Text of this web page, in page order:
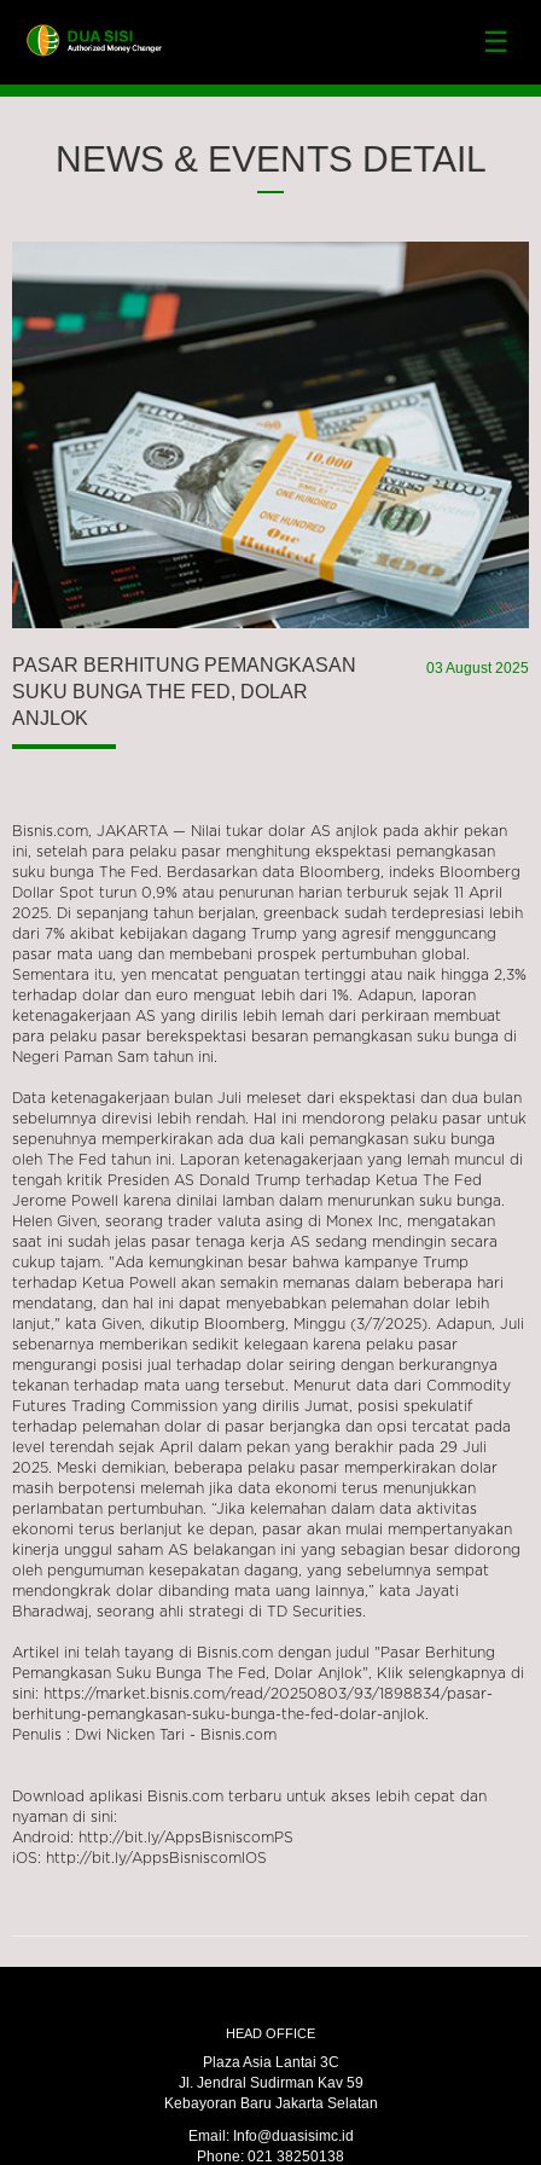
☰
NEWS & EVENTS DETAIL
03 August 2025
PASAR BERHITUNG PEMANGKASAN
SUKU BUNGA THE FED, DOLAR
ANJLOK
Bisnis.com, JAKARTA — Nilai tukar dolar AS anjlok pada akhir pekan
ini, setelah para pelaku pasar menghitung ekspektasi pemangkasan
suku bunga The Fed. Berdasarkan data Bloomberg, indeks Bloomberg
Dollar Spot turun 0,9% atau penurunan harian terburuk sejak 11 April
2025. Di sepanjang tahun berjalan, greenback sudah terdepresiasi lebih
dari 7% akibat kebijakan dagang Trump yang agresif mengguncang
pasar mata uang dan membebani prospek pertumbuhan global.
Sementara itu, yen mencatat penguatan tertinggi atau naik hingga 2,3%
terhadap dolar dan euro menguat lebih dari 1%. Adapun, laporan
ketenagakerjaan AS yang dirilis lebih lemah dari perkiraan membuat
para pelaku pasar berekspektasi besaran pemangkasan suku bunga di
Negeri Paman Sam tahun ini.
Data ketenagakerjaan bulan Juli meleset dari ekspektasi dan dua bulan
sebelumnya direvisi lebih rendah. Hal ini mendorong pelaku pasar untuk
sepenuhnya memperkirakan ada dua kali pemangkasan suku bunga
oleh The Fed tahun ini. Laporan ketenagakerjaan yang lemah muncul di
tengah kritik Presiden AS Donald Trump terhadap Ketua The Fed
Jerome Powell karena dinilai lamban dalam menurunkan suku bunga.
Helen Given, seorang trader valuta asing di Monex Inc, mengatakan
saat ini sudah jelas pasar tenaga kerja AS sedang mendingin secara
cukup tajam. "Ada kemungkinan besar bahwa kampanye Trump
terhadap Ketua Powell akan semakin memanas dalam beberapa hari
mendatang, dan hal ini dapat menyebabkan pelemahan dolar lebih
lanjut," kata Given, dikutip Bloomberg, Minggu (3/7/2025). Adapun, Juli
sebenarnya memberikan sedikit kelegaan karena pelaku pasar
mengurangi posisi jual terhadap dolar seiring dengan berkurangnya
tekanan terhadap mata uang tersebut. Menurut data dari Commodity
Futures Trading Commission yang dirilis Jumat, posisi spekulatif
terhadap pelemahan dolar di pasar berjangka dan opsi tercatat pada
level terendah sejak April dalam pekan yang berakhir pada 29 Juli
2025. Meski demikian, beberapa pelaku pasar memperkirakan dolar
masih berpotensi melemah jika data ekonomi terus menunjukkan
perlambatan pertumbuhan. “Jika kelemahan dalam data aktivitas
ekonomi terus berlanjut ke depan, pasar akan mulai mempertanyakan
kinerja unggul saham AS belakangan ini yang sebagian besar didorong
oleh pengumuman kesepakatan dagang, yang sebelumnya sempat
mendongkrak dolar dibanding mata uang lainnya,” kata Jayati
Bharadwaj, seorang ahli strategi di TD Securities.
Artikel ini telah tayang di Bisnis.com dengan judul "Pasar Berhitung
Pemangkasan Suku Bunga The Fed, Dolar Anjlok", Klik selengkapnya di
sini: https://market.bisnis.com/read/20250803/93/1898834/pasar-
berhitung-pemangkasan-suku-bunga-the-fed-dolar-anjlok.
Penulis : Dwi Nicken Tari - Bisnis.com
Download aplikasi Bisnis.com terbaru untuk akses lebih cepat dan
nyaman di sini:
Android: http://bit.ly/AppsBisniscomPS
iOS: http://bit.ly/AppsBisniscomIOS
HEAD OFFICE
Plaza Asia Lantai 3C
Jl. Jendral Sudirman Kav 59
Kebayoran Baru Jakarta Selatan
Email: Info@duasisimc.id
Phone: 021 38250138